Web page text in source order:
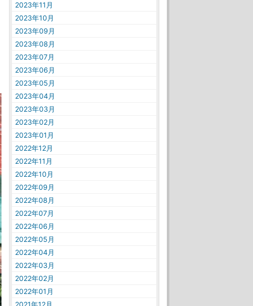
2023年11月
2023年10月
2023年09月
2023年08月
2023年07月
2023年06月
2023年05月
2023年04月
2023年03月
2023年02月
2023年01月
2022年12月
2022年11月
2022年10月
2022年09月
2022年08月
2022年07月
2022年06月
2022年05月
2022年04月
2022年03月
2022年02月
2022年01月
2021年12月